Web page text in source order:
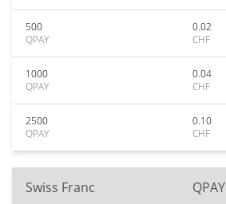
500
QPAY
0.02
CHF
1000
QPAY
0.04
CHF
2500
QPAY
0.10
CHF
Swiss Franc QPAY